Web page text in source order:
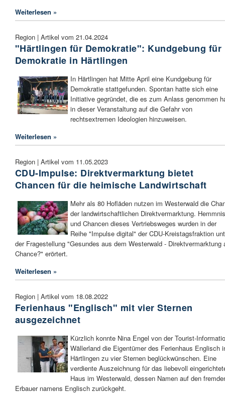
Weiterlesen »
Region | Artikel vom 21.04.2024
"Härtlingen für Demokratie": Kundgebung für
Demokratie in Härtlingen
In Härtlingen hat Mitte April eine Kundgebung für
Demokratie stattgefunden. Spontan hatte sich eine
Initiative gegründet, die es zum Anlass genommen
in dieser Veranstaltung auf die Gefahr von
rechtsextremen Ideologien hinzuweisen.
Weiterlesen »
Region | Artikel vom 11.05.2023
CDU-Impulse: Direktvermarktung bietet
Chancen für die heimische Landwirtschaft
Mehr als 80 Hofläden nutzen im Westerwald die
der landwirtschaftlichen Direktvermarktung.
und Chancen dieses Vertriebsweges wurden in der
Reihe "Impulse digital" der CDU-Kreistagsfraktion
der Fragestellung "Gesundes aus dem Westerwald - Direktvermarktung
Chance?" erörtert.
Weiterlesen »
Region | Artikel vom 18.08.2022
Ferienhaus "Englisch" mit vier Sternen
ausgezeichnet
Kürzlich konnte Nina Engel von der Tourist-
Wällerland die Eigentümer des Ferienhaus Englisch
Härtlingen zu vier Sternen beglückwünschen. Eine
verdiente Auszeichnung für das liebevoll
Haus im Westerwald, dessen Namen auf den
Erbauer namens Englisch zurückgeht.